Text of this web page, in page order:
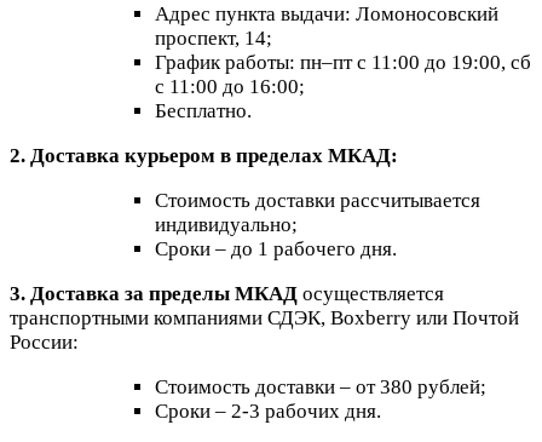
Адрес пункта выдачи: Ломоносовский
проспект, 14;
График работы: пн–пт с 11:00 до 19:00, сб
с 11:00 до 16:00;
Бесплатно.
2. Доставка курьером в пределах МКАД:
Стоимость доставки рассчитывается
индивидуально;
Сроки – до 1 рабочего дня.
3. Доставка за пределы МКАД осуществляется
транспортными компаниями СДЭК, Boxberry или Почтой
России:
Стоимость доставки – от 380 рублей;
Сроки – 2-3 рабочих дня.